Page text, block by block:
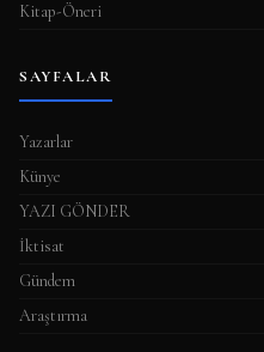
Kitap-Öneri
SAYFALAR
Yazarlar
Künye
YAZI GÖNDER
İktisat
Gündem
Araştırma